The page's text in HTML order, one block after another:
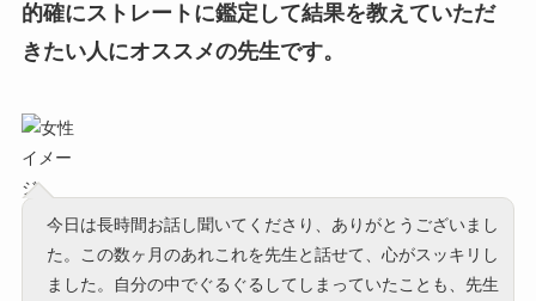
的確にストレートに鑑定して結果を教えていただ
きたい人にオススメの先生です。
今日は長時間お話し聞いてくださり、ありがとうございまし
た。この数ヶ月のあれこれを先生と話せて、心がスッキリし
ました。自分の中でぐるぐるしてしまっていたことも、先生